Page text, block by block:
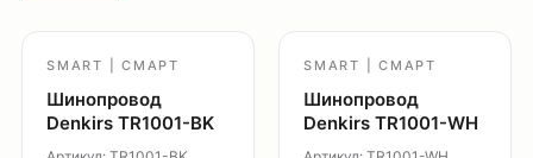
SMART | СМАРТ
Шинопровод
Denkirs TR1001-BK
SMART | СМАРТ
Шинопровод
Denkirs TR1001-WH